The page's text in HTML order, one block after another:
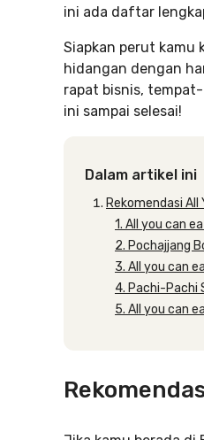
ini ada daftar
Siapkan perut kamu
hidangan dengan
rapat bisnis,
ini sampai selesai!
Dalam artikel ini
Rekomendasi All
1. All you can
2. Pochajjang
3. All you can
4. Pachi-Pachi
5. All you can